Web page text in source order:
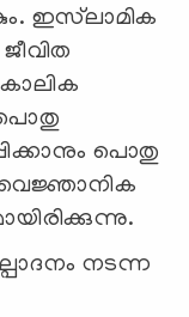
ഇസ്‍ലാമിക
പൊതു
പൊതു
നടന്ന